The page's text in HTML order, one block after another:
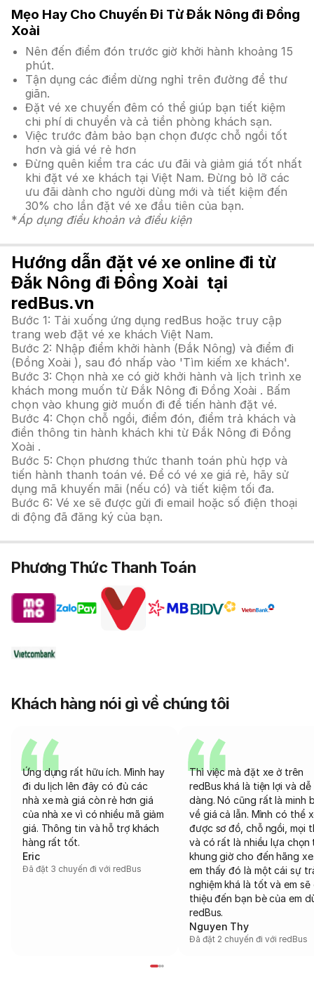
Mẹo Hay Cho Chuyến Đi Từ Đắk Nông đi Đồng
Xoài
Nên đến điểm đón trước giờ khởi hành khoảng 15
phút.
Tận dụng các điểm dừng nghỉ trên đường để thư
giãn.
Đặt vé xe chuyến đêm có thể giúp bạn tiết kiệm
chi phí di chuyển và cả tiền phòng khách sạn.
Việc trước đảm bảo bạn chọn được chỗ ngồi tốt
hơn và giá vé rẻ hơn
Đừng quên kiểm tra các ưu đãi và giảm giá tốt nhất
khi đặt vé xe khách tại Việt Nam. Đừng bỏ lỡ các
ưu đãi dành cho người dùng mới và tiết kiệm đến
30% cho lần đặt vé xe đầu tiên của bạn.
*Áp dụng điều khoản và điều kiện
Hướng dẫn đặt vé xe online đi từ
Đắk Nông đi Đồng Xoài tại
redBus.vn
Bước 1: Tải xuống ứng dụng redBus hoặc truy cập
trang web đặt vé xe khách Việt Nam.
Bước 2: Nhập điểm khởi hành (Đắk Nông) và điểm đi
(Đồng Xoài ), sau đó nhấp vào 'Tìm kiếm xe khách'.
Bước 3: Chọn nhà xe có giờ khởi hành và lịch trình xe
khách mong muốn từ Đắk Nông đi Đồng Xoài . Bấm
chọn vào khung giờ muốn đi để tiến hành đặt vé.
Bước 4: Chọn chỗ ngồi, điểm đón, điểm trả khách và
điền thông tin hành khách khi từ Đắk Nông đi Đồng
Xoài .
Bước 5: Chọn phương thức thanh toán phù hợp và
tiến hành thanh toán vé. Để có vé xe giá rẻ, hãy sử
dụng mã khuyến mãi (nếu có) và tiết kiệm tối đa.
Bước 6: Vé xe sẽ được gửi đi email hoặc số điện thoại
di động đã đăng ký của bạn.
Phương Thức Thanh Toán
Khách hàng nói gì về chúng tôi
Ứng dụng rất hữu ích. Mình hay
đi du lịch lên đây có đủ các
nhà xe mà giá còn rẻ hơn giá
của nhà xe vì có nhiều mã giảm
giá. Thông tin và hỗ trợ khách
hàng rất tốt.
Eric
Đã đặt 3 chuyến đi với redBus
Thì việc mà đặt xe ở trên
redBus khá là tiện lợi và dễ
dàng. Nó cũng rất là minh
về giá cả lẫn. Mình có thể
được sơ đồ, chỗ ngồi, mọi
và có rất là nhiều lựa chọn
khung giờ cho đến hãng
em thấy đó là một cái sự
nghiệm khá là tốt và em sẽ
thiệu đến bạn bè của em
redBus.
Nguyen Thy
Đã đặt 2 chuyến đi với redBus